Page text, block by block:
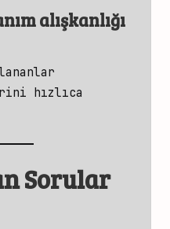
alışkanlığı
hızlıca
Sorular